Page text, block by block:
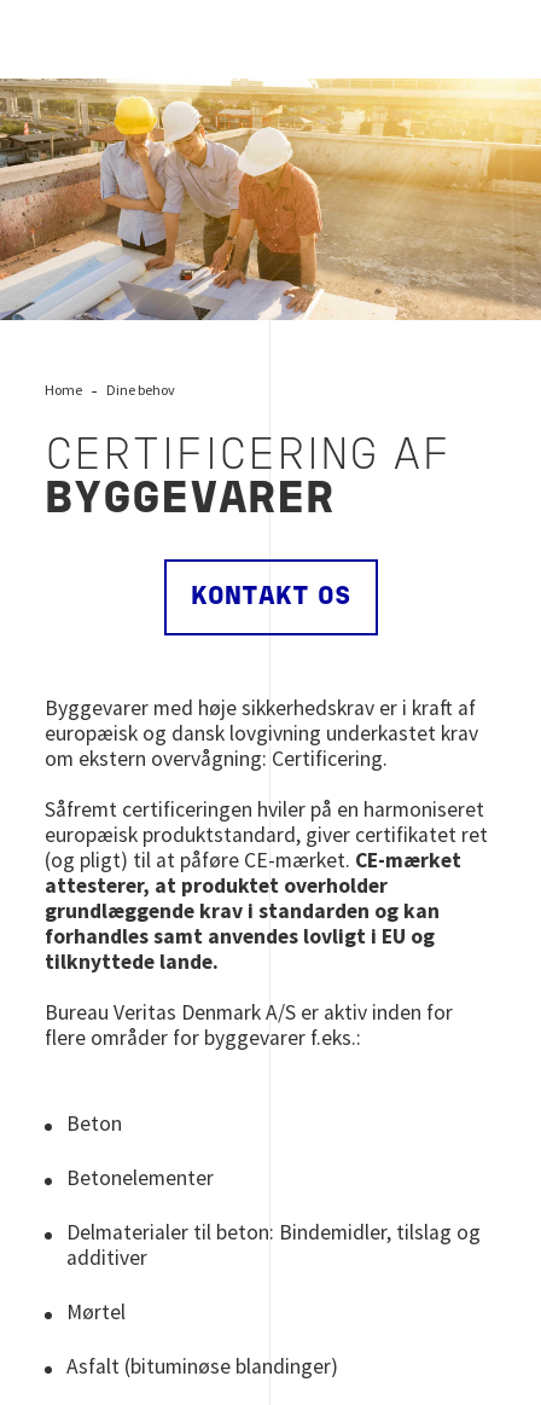
Certificering af byggevarer, Bureau Veritas
Home Dine behov
CERTIFICERING AF
BYGGEVARER
KONTAKT OS
Byggevarer med høje sikkerhedskrav er i kraft af
europæisk og dansk lovgivning underkastet krav
om ekstern overvågning: Certificering.
Såfremt certificeringen hviler på en harmoniseret
europæisk produktstandard, giver certifikatet ret
(og pligt) til at påføre CE-mærket. CE-mærket
attesterer, at produktet overholder
grundlæggende krav i standarden og kan
forhandles samt anvendes lovligt i EU og
tilknyttede lande.
Bureau Veritas Denmark A/S er aktiv inden for
flere områder for byggevarer f.eks.:
Beton
Betonelementer
Delmaterialer til beton: Bindemidler, tilslag og
additiver
Mørtel
Asfalt (bituminøse blandinger)